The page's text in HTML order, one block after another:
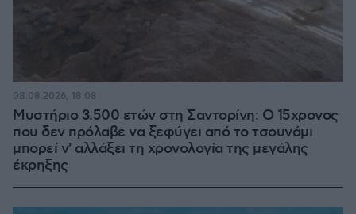
Μυστήριο 3.500 ετών στη Σαντορίνη: Ο 15χρονος
που δεν πρόλαβε να ξεφύγει από το τσουνάμι
μπορεί ν' αλλάξει τη χρονολογία της μεγάλης
έκρηξης
08.08.2026, 18:08